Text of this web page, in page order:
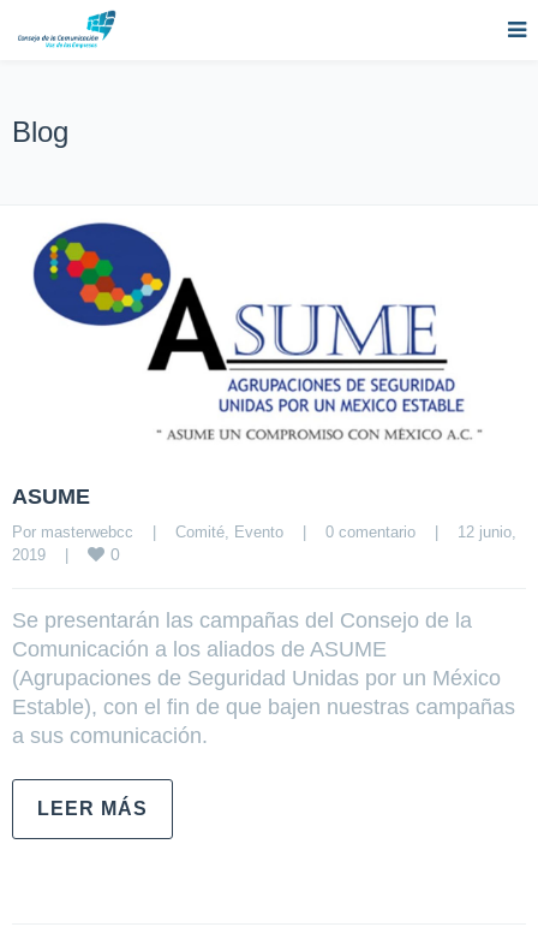
Blog
ASUME
Por masterwebcc | Comité Evento | 0 comentario |
12 junio,
2019 | 0
Se presentarán las campañas del Consejo de la
Comunicación a los aliados de ASUME
(Agrupaciones de Seguridad Unidas por un México
Estable), con el fin de que bajen nuestras campañas
a sus comunicación.
LEER MÁS